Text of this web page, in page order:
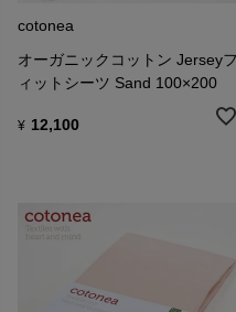
cotonea
オーガニックコットン Jerseyフ
ィットシーツ Sand 100×200
¥ 12,100